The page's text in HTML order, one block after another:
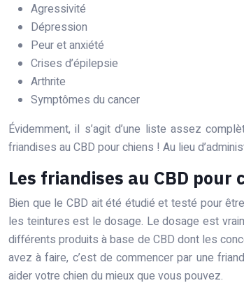
Agressivité
Dépression
Peur et anxiété
Crises d’épilepsie
Arthrite
Symptômes du cancer
Évidemment, il s’agit d’une liste assez
friandises au CBD pour chiens ! Au lieu
Les friandises au CBD pour
Bien que le CBD ait été étudié et testé pour
les teintures est le dosage. Le dosage est
différents produits à base de CBD dont les
avez à faire, c’est de commencer par une
aider votre chien du mieux que vous pouvez.